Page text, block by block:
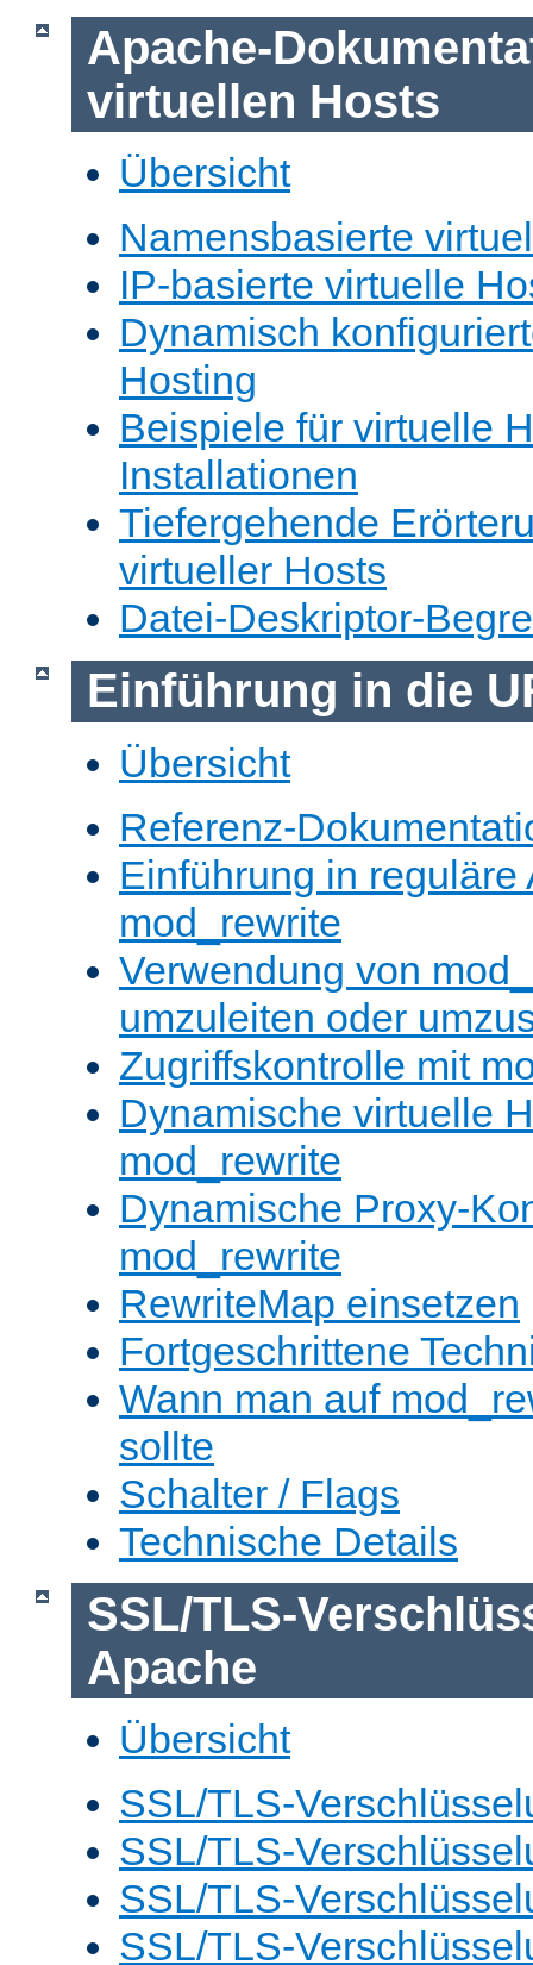
Apache-
virtuellen Hosts
Übersicht
Namensbasierte
IP-basierte virtuelle
Dynamisch
Hosting
Beispiele für virtuelle
Installationen
Tiefergehende
virtueller Hosts
Datei-Deskriptor-
Einführung in die
Übersicht
Referenz-
Einführung in reguläre
mod_rewrite
Verwendung von
umzuleiten oder
Zugriffskontrolle mit
Dynamische virtuelle
mod_rewrite
Dynamische Proxy-
mod_rewrite
RewriteMap einsetzen
Fortgeschrittene
Wann man auf
sollte
Schalter / Flags
Technische Details
SSL/TLS-
Apache
Übersicht
SSL/TLS-
SSL/TLS-
SSL/TLS-
SSL/TLS-